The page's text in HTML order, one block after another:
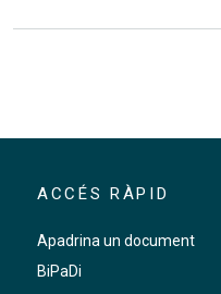
ACCÉS RÀPID
Apadrina un document
BiPaDi